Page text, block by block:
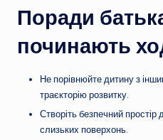
Поради
починають
Не порівнюйте дитину з
траєкторію розвитку.
Створіть безпечний простір
слизьких поверхонь.